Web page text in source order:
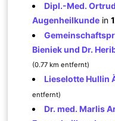
Dipl.-Med.
Augenheilkunde in
Bieniek und Dr.
(0.77 km entfernt)
Lieselotte Hullin
entfernt)
Dr. med. Marlis